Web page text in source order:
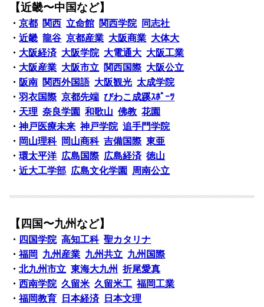
【近畿〜中国など】
・京都 関西 立命館 関西学院
同志社
・近畿 龍谷 京都産業 大阪商業 大体大
・ 大阪経済 大阪学院 大電通大 大阪工業
・ 大阪産業 大阪市立 関西国際 大阪公立
・ 阪南 関西外国語 大阪観光 太成学院
・羽衣国際 京都先端 びわこ成蹊ｽﾎﾟｰﾂ
・ 天理 奈良学園 和歌山 佛教 花園
・神戸医療未来 神戸学院 追手門学院
・ 岡山理科 岡山商科 吉備国際 東亜
・環太平洋 広島国際 広島経済 徳山
・近大工学部 広島文化学園 周南公立
【四国〜九州など】
・ 四国学院 高知工科 聖カタリナ
・福岡 九州産業 九州共立 九州国際
・北九州市立 東海大九州
折尾愛真
・西南学院 久留米 久留米工 福岡工業
・福岡教育 日本経済
日本文理